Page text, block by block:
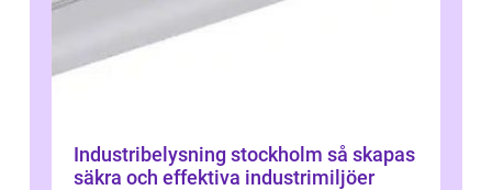
Industribelysning stockholm så skapas
säkra och effektiva industrimiljöer